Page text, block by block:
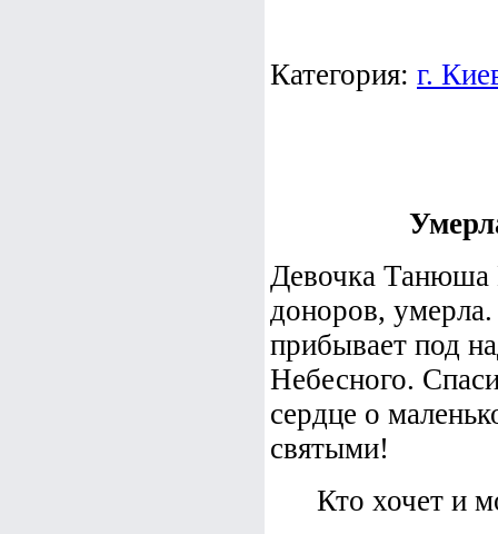
Категория: г.
Девочка Танюша
доноров,
прибывает под
Небесного.
сердце о
святыми!
Кто хочет и